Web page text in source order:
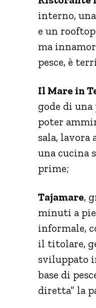
interno,
e un
ma
pesce, è
Il Mare in
gode di
poter
sala, lavora
una cucina
prime;
Tajamare,
minuti a
informale,
il titolare,
sviluppato
base di
diretta” la